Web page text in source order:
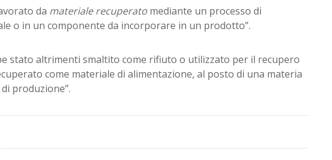
da materiale recuperato mediante un processo di
o in un componente da incorporare in un prodotto”.
stato altrimenti smaltito come rifiuto o utilizzato per il recupero
come materiale di alimentazione, al posto di una materia
produzione”.